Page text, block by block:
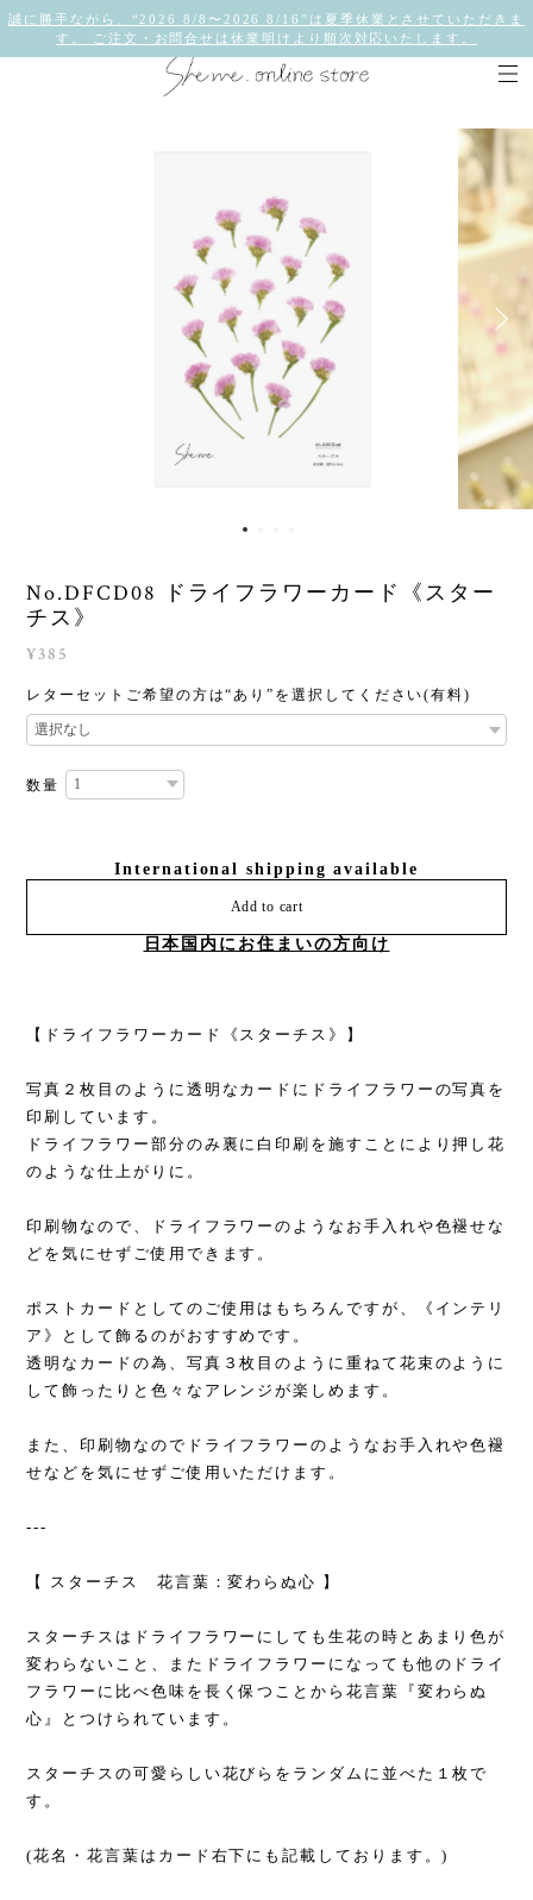
誠に勝手ながら、“2026 8/8〜2026 8/16”は夏季休業とさせていただきま
す。 ご注文・お問合せは休業明けより順次対応いたします。
No.DFCD08 ドライフラワーカード《スター
チス》
¥385
レターセットご希望の方は“あり”を選択してください(有料)
数量
International shipping available
Add to cart
日本国内にお住まいの方向け
【ドライフラワーカード《スターチス》】
写真２枚目のように透明なカードにドライフラワーの写真を
印刷しています。
ドライフラワー部分のみ裏に白印刷を施すことにより押し花
のような仕上がりに。
印刷物なので、ドライフラワーのようなお手入れや色褪せな
どを気にせずご使用できます。
ポストカードとしてのご使用はもちろんですが、《インテリ
ア》として飾るのがおすすめです。
透明なカードの為、写真３枚目のように重ねて花束のように
して飾ったりと色々なアレンジが楽しめます。
また、印刷物なのでドライフラワーのようなお手入れや色褪
せなどを気にせずご使用いただけます。
---
【 スターチス 花言葉：変わらぬ心 】
スターチスはドライフラワーにしても生花の時とあまり色が
変わらないこと、またドライフラワーになっても他のドライ
フラワーに比べ色味を長く保つことから花言葉『変わらぬ
心』とつけられています。
スターチスの可愛らしい花びらをランダムに並べた１枚で
す。
(花名・花言葉はカード右下にも記載しております。)